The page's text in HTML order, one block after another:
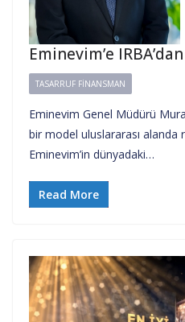
Eminevim’e
TASARRUF FINANSMAN
Eminevim Genel Müdürü
bir model uluslararası
Eminevim’in dünyadaki…
Read More